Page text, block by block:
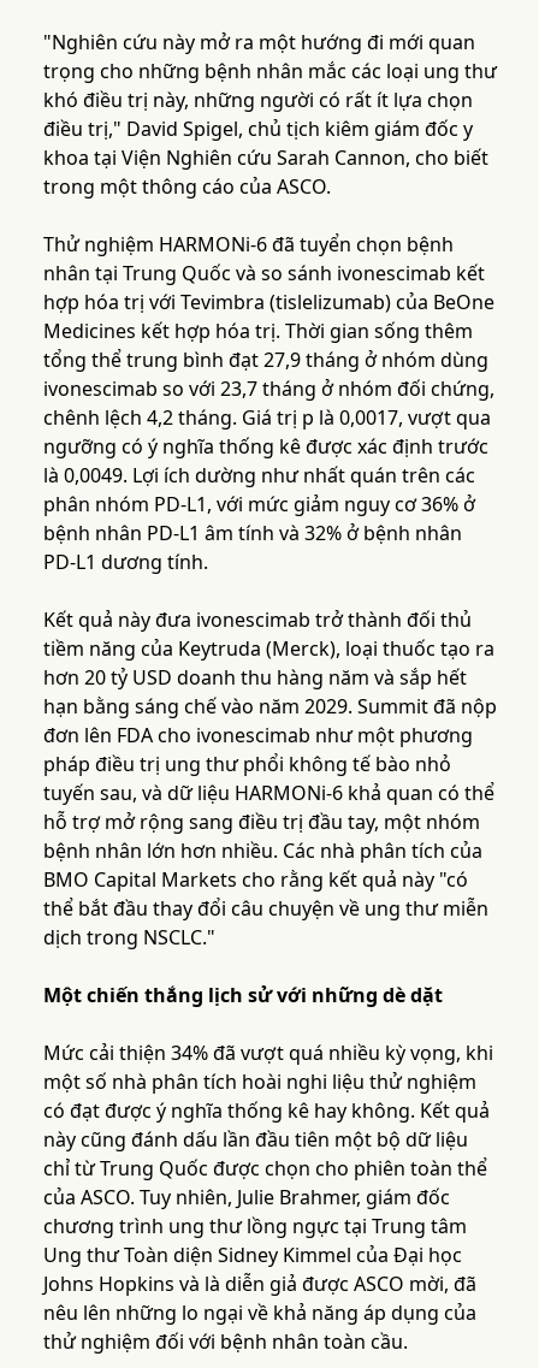
"Nghiên cứu này mở ra một hướng đi mới quan
trọng cho những bệnh nhân mắc các loại ung thư
khó điều trị này, những người có rất ít lựa chọn
điều trị," David Spigel, chủ tịch kiêm giám đốc y
khoa tại Viện Nghiên cứu Sarah Cannon, cho biết
trong một thông cáo của ASCO.
Thử nghiệm HARMONi-6 đã tuyển chọn bệnh
nhân tại Trung Quốc và so sánh ivonescimab kết
hợp hóa trị với Tevimbra (tislelizumab) của BeOne
Medicines kết hợp hóa trị. Thời gian sống thêm
tổng thể trung bình đạt 27,9 tháng ở nhóm dùng
ivonescimab so với 23,7 tháng ở nhóm đối chứng,
chênh lệch 4,2 tháng. Giá trị p là 0,0017, vượt qua
ngưỡng có ý nghĩa thống kê được xác định trước
là 0,0049. Lợi ích dường như nhất quán trên các
phân nhóm PD-L1, với mức giảm nguy cơ 36% ở
bệnh nhân PD-L1 âm tính và 32% ở bệnh nhân
PD-L1 dương tính.
Kết quả này đưa ivonescimab trở thành đối thủ
tiềm năng của Keytruda (Merck), loại thuốc tạo ra
hơn 20 tỷ USD doanh thu hàng năm và sắp hết
hạn bằng sáng chế vào năm 2029. Summit đã nộp
đơn lên FDA cho ivonescimab như một phương
pháp điều trị ung thư phổi không tế bào nhỏ
tuyến sau, và dữ liệu HARMONi-6 khả quan có thể
hỗ trợ mở rộng sang điều trị đầu tay, một nhóm
bệnh nhân lớn hơn nhiều. Các nhà phân tích của
BMO Capital Markets cho rằng kết quả này "có
thể bắt đầu thay đổi câu chuyện về ung thư miễn
dịch trong NSCLC."
Một chiến thắng lịch sử với những dè dặt
Mức cải thiện 34% đã vượt quá nhiều kỳ vọng, khi
một số nhà phân tích hoài nghi liệu thử nghiệm
có đạt được ý nghĩa thống kê hay không. Kết quả
này cũng đánh dấu lần đầu tiên một bộ dữ liệu
chỉ từ Trung Quốc được chọn cho phiên toàn thể
của ASCO. Tuy nhiên, Julie Brahmer, giám đốc
chương trình ung thư lồng ngực tại Trung tâm
Ung thư Toàn diện Sidney Kimmel của Đại học
Johns Hopkins và là diễn giả được ASCO mời, đã
nêu lên những lo ngại về khả năng áp dụng của
thử nghiệm đối với bệnh nhân toàn cầu.